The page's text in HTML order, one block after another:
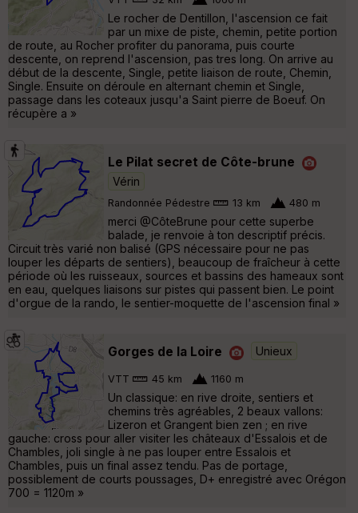
Le rocher de Dentillon, l'ascension ce fait
par un mixe de piste, chemin, petite portion
de route, au Rocher profiter du panorama, puis courte
descente, on reprend l'ascension, pas tres long. On arrive au
début de la descente, Single, petite liaison de route, Chemin,
Single. Ensuite on déroule en alternant chemin et Single,
passage dans les coteaux jusqu'a Saint pierre de Boeuf. On
récupère a »
Le Pilat secret de Côte-brune
Vérin
Randonnée Pédestre 13 km 480 m
merci @CôteBrune pour cette superbe
balade, je renvoie à ton descriptif précis.
Circuit très varié non balisé (GPS nécessaire pour ne pas
louper les départs de sentiers), beaucoup de fraîcheur à cette
période où les ruisseaux, sources et bassins des hameaux sont
en eau, quelques liaisons sur pistes qui passent bien. Le point
d'orgue de la rando, le sentier-moquette de l'ascension final »
Gorges de la Loire Unieux
VTT 45 km 1160 m
Un classique: en rive droite, sentiers et
chemins très agréables, 2 beaux vallons:
Lizeron et Grangent bien zen ; en rive
gauche: cross pour aller visiter les châteaux d'Essalois et de
Chambles, joli single à ne pas louper entre Essalois et
Chambles, puis un final assez tendu. Pas de portage,
possiblement de courts poussages, D+ enregistré avec Orégon
700 = 1120m »